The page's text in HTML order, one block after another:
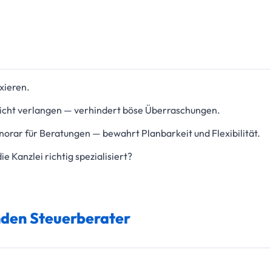
verlangen — verhindert böse Überraschungen.
für Beratungen — bewahrt Planbarkeit und Flexibilität.
Kanzlei richtig spezialisiert?
Steuerberater